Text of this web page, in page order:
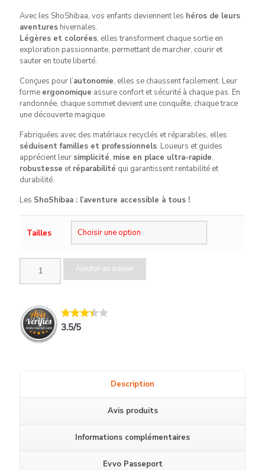
Avec les ShoShibaa, vos enfants deviennent les héros de leurs
aventures hivernales.
Légères et colorées, elles transforment chaque sortie en
exploration passionnante, permettant de marcher, courir et
sauter en toute liberté.
Conçues pour l’autonomie, elles se chaussent facilement. Leur
forme ergonomique assure confort et sécurité à chaque pas. En
randonnée, chaque sommet devient une conquête, chaque trace
une découverte magique.
Fabriquées avec des matériaux recyclés et réparables, elles
séduisent familles et professionnels. Loueurs et guides
apprécient leur simplicité, mise en place ultra-rapide,
robustesse et réparabilité qui garantissent rentabilité et
durabilité.
Les ShoShibaa : l’aventure accessible à tous !
Tailles
La
Ajouter au panier
3.5/5
Description
Avis produits
Informations complémentaires
Evvo Passeport